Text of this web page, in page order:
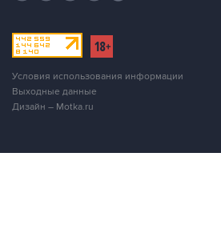
Условия использования информации
Выходные данные
Дизайн – Motka.ru